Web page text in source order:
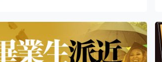
院。 姓葉女教師在重慶市雲陽縣一家藝術
三年，近日遭公司辭退，她認為公司沒
，加上近兩年工作，公司都未有為她投